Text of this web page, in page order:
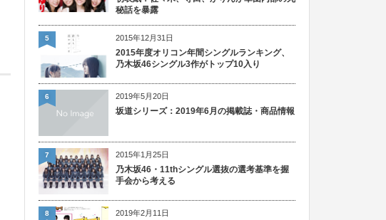
秘話を暴露
2015年12月31日
2015年度オリコン年間シングルランキング、
乃木坂46シングル3作がトップ10入り
5
2019年5月20日
坂道シリーズ：2019年6月の掲載誌・商品情報
6
2015年1月25日
乃木坂46・11thシングル選抜の選考基準を握
手会から考える
7
2019年2月11日
8